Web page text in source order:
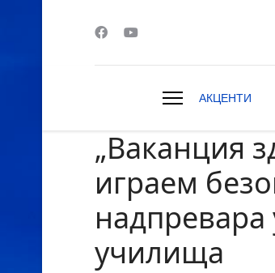
АКЦЕНТИ
„Ваканция
играем
училища